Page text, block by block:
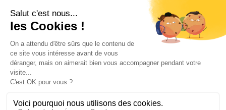
À propos
FAQ
Mentions légales